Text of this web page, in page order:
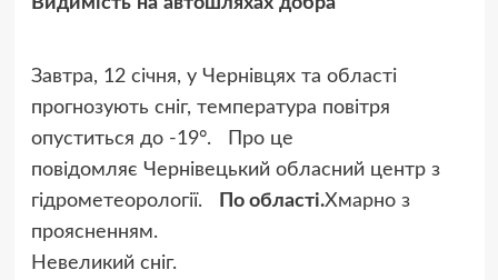
Завтра, 12 січня, у Чернівцях та області
прогнозують сніг, температура повітря
опуститься до -19°. Про це
повідомляє Чернівецький обласний центр з
гідрометеорології.
По області.Хмарно з
проясненням.
Невеликий сніг.